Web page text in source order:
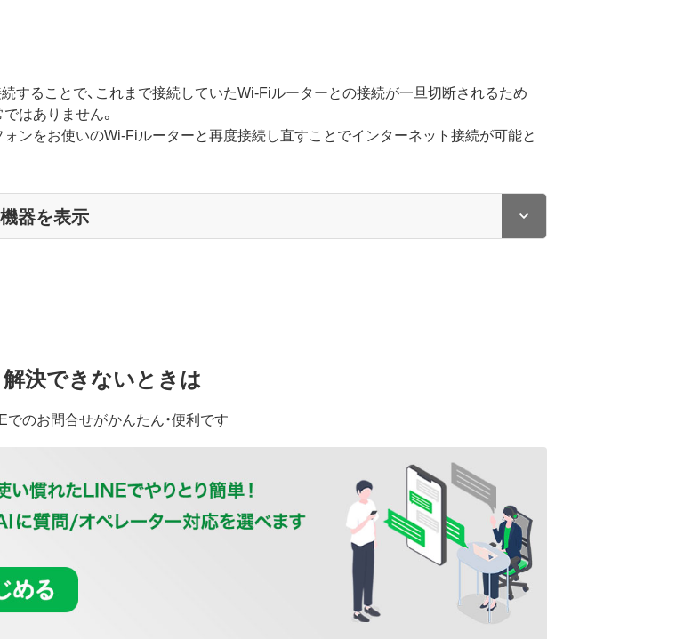
することで、これまで接続していたWi-Fiルーターとの接続が一旦切断されるため
はありません。
ォンをお使いのWi-Fiルーターと再度接続し直すことでインターネット接続が可能と
器を表示
解決できないときは
でのお問合せがかんたん・便利です